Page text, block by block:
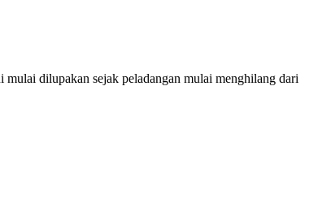
dilupakan sejak peladangan mulai menghilang dari